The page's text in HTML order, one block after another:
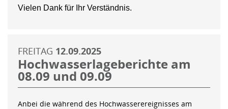
Vielen Dank für Ihr Verständnis.
FREITAG 12.09.2025
Hochwasserlageberichte am
08.09 und 09.09
Anbei die während des Hochwasserereignisses am